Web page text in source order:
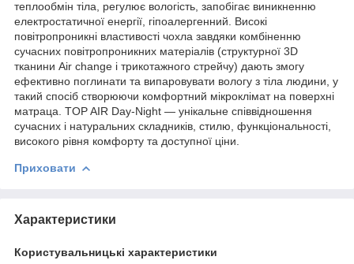
теплообмін тіла, регулює вологість, запобігає виникненню
електростатичної енергії, гіпоалергенний. Високі
повітропроникні властивості чохла завдяки комбіненню
сучасних повітропроникних матеріалів (структурної 3D
тканини Air change і трикотажного стрейчу) дають змогу
ефективно поглинати та випаровувати вологу з тіла людини, у
такий спосіб створюючи комфортний мікроклімат на поверхні
матраца. TOP AIR Day-Night — унікальне співвідношення
сучасних і натуральних складників, стилю, функціональності,
високого рівня комфорту та доступної ціни.
Приховати
Характеристики
Користувальницькі характеристики